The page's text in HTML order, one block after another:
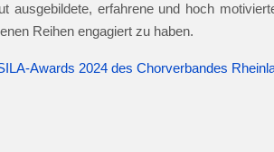
erfahrene und hoch
Reihen engagiert zu haben.
Awards 2024 des Chorverbandes